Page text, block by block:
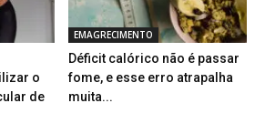
o
de
EMAGRECIMENTO
Déficit calórico não é passar
fome, e esse erro atrapalha
muita...